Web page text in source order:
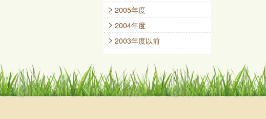
2005年度
2004年度
2003年度以前